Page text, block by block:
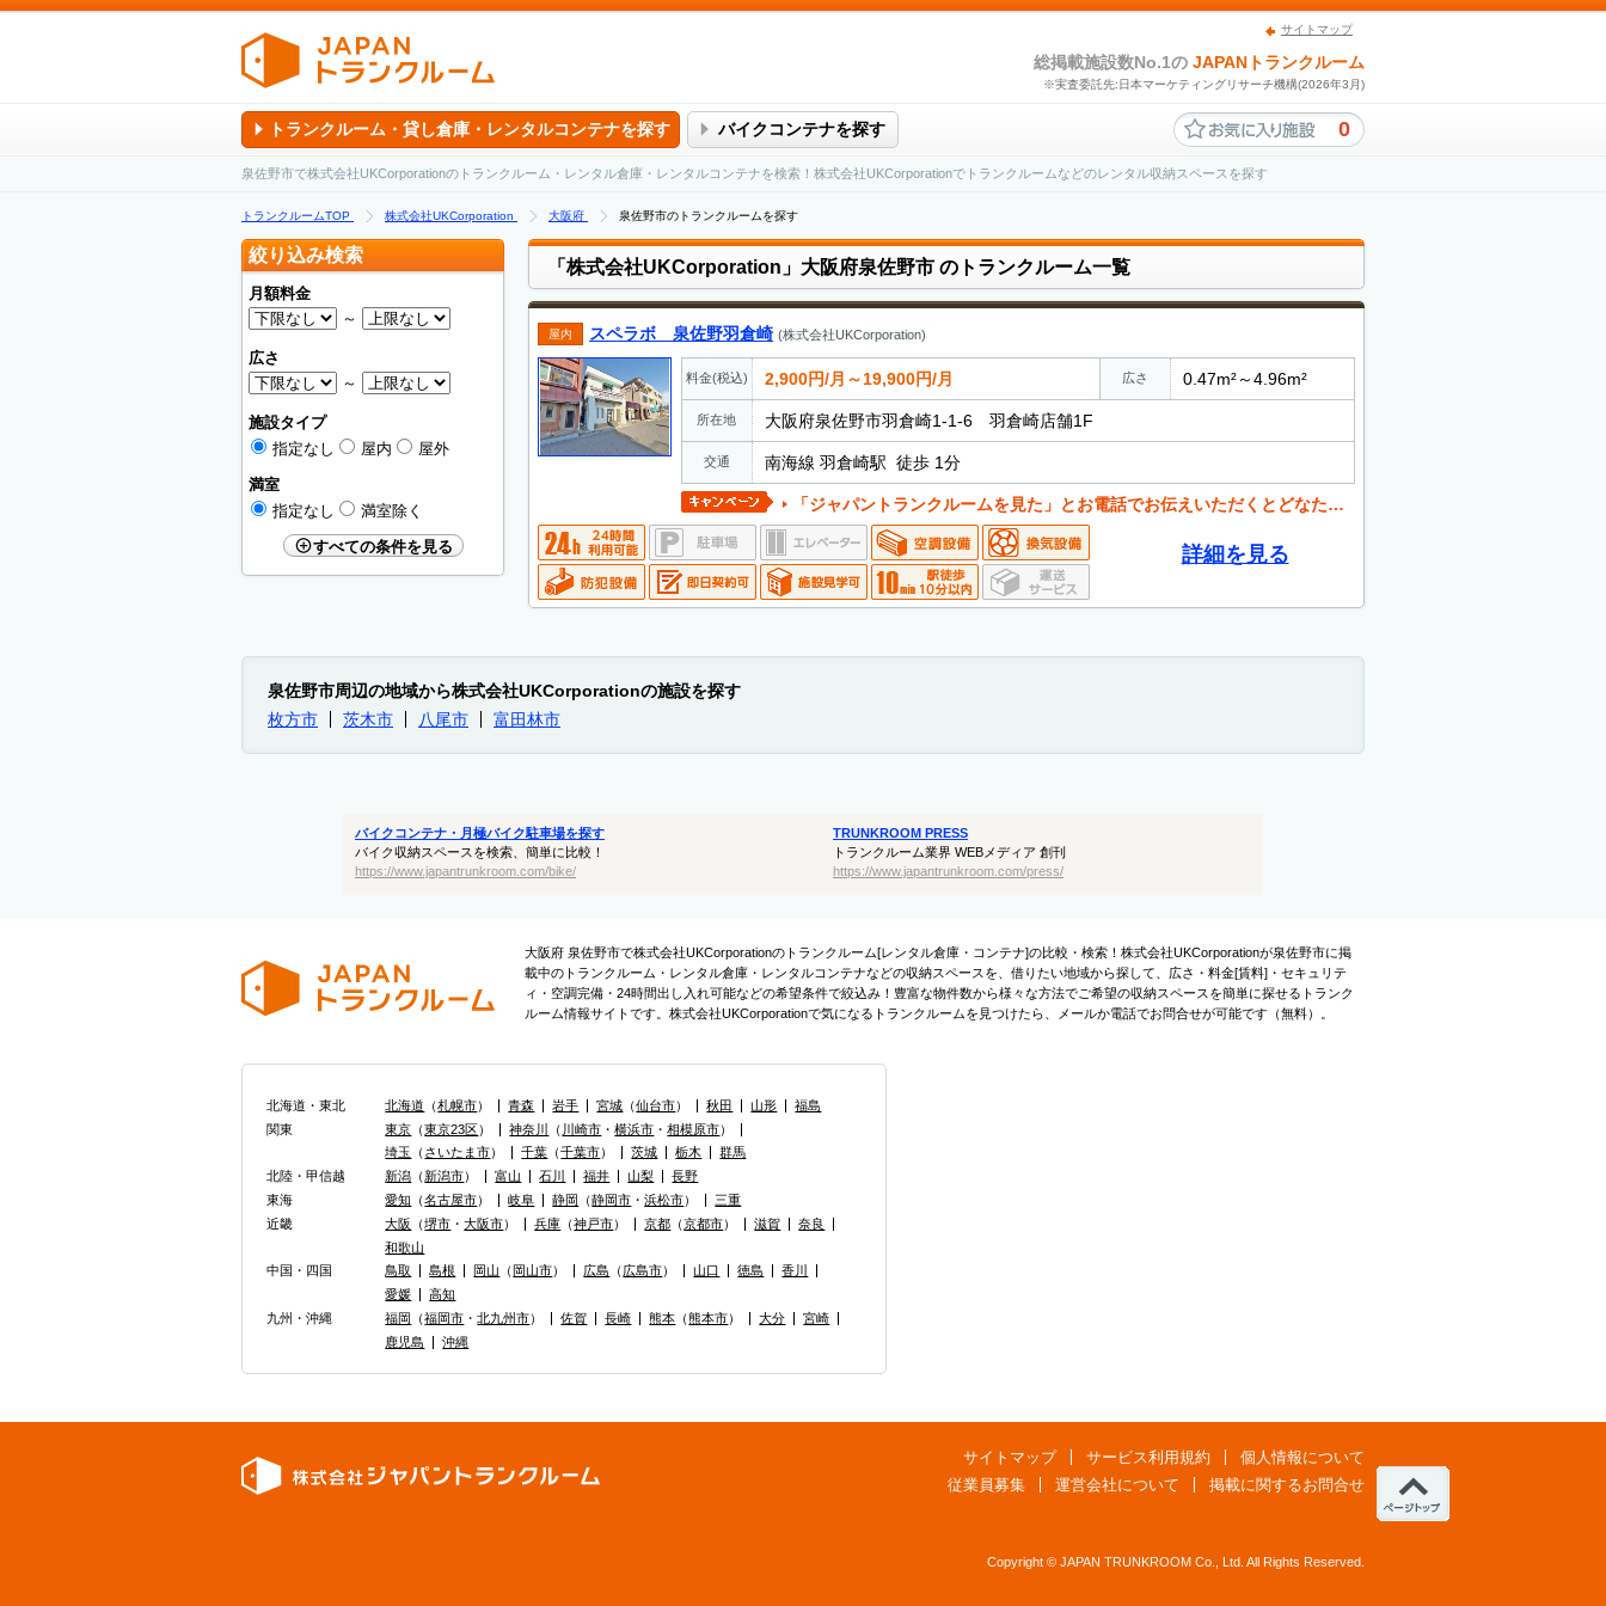
サイトマップ
総掲載施設数No.1の JAPANトランクルーム
※実査委託先:日本マーケティングリサーチ機構(2026年3月)
トランクルーム・貸し倉庫・レンタルコンテナを探す バイクコンテナを探す 0
泉佐野市で株式会社UKCorporationのトランクルーム・レンタル倉庫・レンタルコンテナを検索！株式会社UKCorporationでトランクルームなどのレンタル収納スペースを探す
トランクルームTOP 株式会社UKCorporation 大阪府 泉佐野市のトランクルームを探す
「株式会社UKCorporation」大阪府泉佐野市 のトランクルーム一覧
屋内 スペラボ 泉佐野羽倉崎 (株式会社UKCorporation)
料金(税込) 2,900円/月～19,900円/月 広さ 0.47m²～4.96m²
所在地 大阪府泉佐野市羽倉崎1-1-6 羽倉崎店舗1F
交通 南海線 羽倉崎駅 徒歩 1分
「ジャパントランクルームを見た」とお電話でお伝えいただくとどなたでも値引き可能。 お気軽にご相談ください。
詳細を見る
絞り込み検索
月額料金
～
広さ
～
施設タイプ
指定なし
屋内
屋外
満室
指定なし
満室除く
すべての条件を見る
泉佐野市周辺の地域から株式会社UKCorporationの施設を探す
枚方市
茨木市 八尾市 富田林市
バイクコンテナ・月極バイク駐車場を探す
バイク収納スペースを検索、簡単に比較！
https://www.japantrunkroom.com/bike/
TRUNKROOM PRESS
トランクルーム業界 WEBメディア 創刊
https://www.japantrunkroom.com/press/
大阪府 泉佐野市で株式会社UKCorporationのトランクルーム[レンタル倉庫・コンテナ]の比較・検索！株式会社UKCorporationが泉佐野市に掲
載中のトランクルーム・レンタル倉庫・レンタルコンテナなどの収納スペースを、借りたい地域から探して、広さ・料金[賃料]・セキュリテ
ィ・空調完備・24時間出し入れ可能などの希望条件で絞込み！豊富な物件数から様々な方法でご希望の収納スペースを簡単に探せるトランク
ルーム情報サイトです。株式会社UKCorporationで気になるトランクルームを見つけたら、メールか電話でお問合せが可能です（無料）。
北海道・東北 北海道 （札幌市） 青森 岩手 宮城 （仙台市） 秋田 山形
福島
関東
東京 （東京23区） 神奈川 （ 川崎市 ・横浜市 ・相模原市）
埼玉
（さいたま市） 千葉 （千葉市） 茨城 栃木
群馬
北陸・甲信越
新潟 （新潟市） 富山 石川 福井 山梨
長野
東海
愛知 （名古屋市） 岐阜 静岡 （静岡市 ・浜松市）
三重
近畿
大阪 （堺市 ・大阪市） 兵庫 （神戸市） 京都 （京都市） 滋賀
奈良
和歌山
中国・四国
鳥取 島根 岡山 （ 岡山市） 広島 （広島市） 山口 徳島
香川
愛媛
高知
九州・沖縄
福岡 （福岡市 ・北九州市） 佐賀 長崎 熊本 （熊本市） 大分
宮崎
鹿児島
沖縄
サイトマップ サービス利用規約
個人情報について
従業員募集
運営会社について 掲載に関するお問合せ
Copyright © JAPAN TRUNKROOM Co., Ltd. All Rights Reserved.